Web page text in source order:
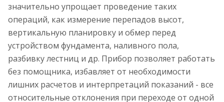
значительно упрощает проведение таких
операций, как измерение перепадов высот,
вертикальную планировку и обмер перед
устройством фундамента, наливного пола,
разбивку лестниц и др. Прибор позволяет работать
без помощника, избавляет от необходимости
лишних расчетов и интерпретаций показаний - все
относительные отклонения при переходе от одной